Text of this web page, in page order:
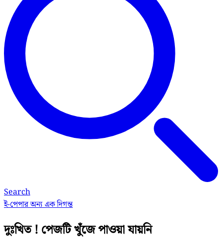
Search
ই-পেপারঅন্য এক দিগন্ত
দুঃখিত ! পেজটি খুঁজে পাওয়া যায়নি